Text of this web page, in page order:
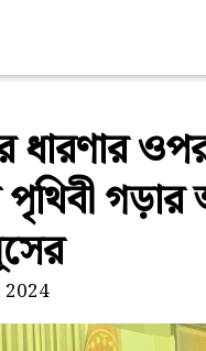
ধারণার
পৃথিবী গড়ার